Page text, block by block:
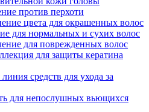
против перхоти
цвета для окрашенных волос
для нормальных и сухих волос
для поврежденных волос
для защиты кератина
средств для ухода за
для непослушных вьющихся